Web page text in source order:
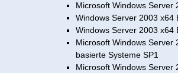
Microsoft Windows Server
Windows Server 2003 x64
Windows Server 2003 x64
Microsoft Windows Server
basierte Systeme SP1
Microsoft Windows Server